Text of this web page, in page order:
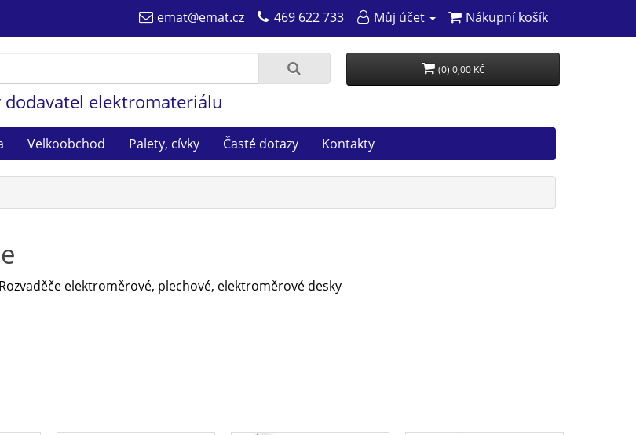
emat@emat.cz 469 622 733 Můj účet Nákupní košík
dodavatel elektromateriálu
(0) 0,00 KČ
Velkoobchod Palety, cívky Časté dotazy Kontakty
Rozvaděče elektroměrové, plechové, elektroměrové desky